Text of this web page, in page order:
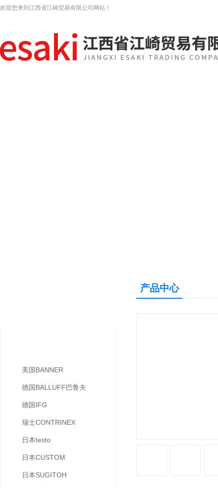
欢迎您来到江西省江崎贸易有限公司网站！
美国BANNER
德国BALLUFF巴鲁夫
德国IFG
瑞士CONTRINEX
日本testo
日本CUSTOM
日本SUGITOH
产品中心